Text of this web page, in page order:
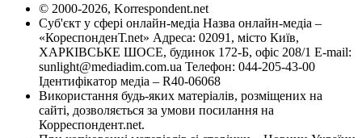
© 2000-2026, Korrespondent.net
Суб'єкт у сфері онлайн-медіа Назва онлайн-медіа –
«КореспонденТ.net» Адреса: 02091, місто Київ,
ХАРКІВСЬКЕ ШОСЕ, будинок 172-Б, офіс 208/1 E-mail:
sunlight@mediadim.com.ua Телефон: 044-205-43-00
Ідентифікатор медіа – R40-06068
Використання будь-яких матеріалів, розміщених на
сайті, дозволяється за умови посилання на
Корреспондент.net.